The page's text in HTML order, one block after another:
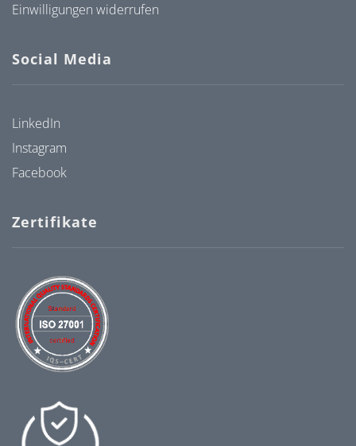
Einwilligungen widerrufen
Social Media
LinkedIn
Instagram
Facebook
Zertifikate